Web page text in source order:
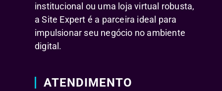
institucional ou uma loja virtual robusta,
a Site Expert é a parceira ideal para
impulsionar seu negócio no ambiente
digital.
ATENDIMENTO